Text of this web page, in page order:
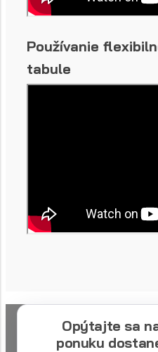
Používanie
tabule
Opýtajte sa
ponuku